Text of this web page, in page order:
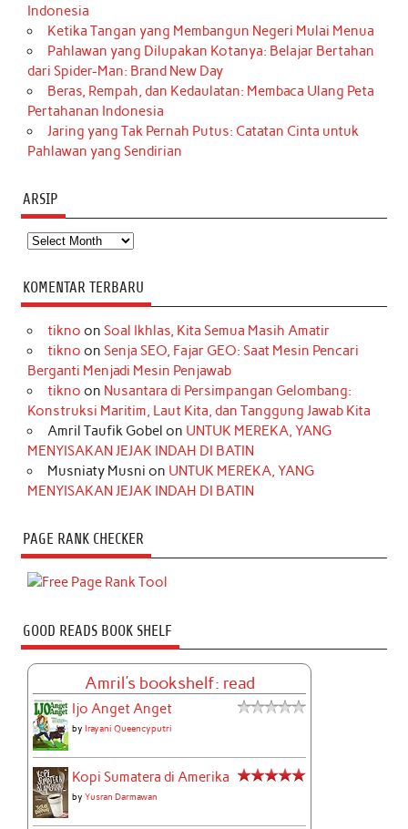
Indonesia
Ketika Tangan yang Membangun Negeri Mulai Menua
Pahlawan yang Dilupakan Kotanya: Belajar Bertahan
dari Spider-Man: Brand New Day
Beras, Rempah, dan Kedaulatan: Membaca Ulang Peta
Pertahanan Indonesia
Jaring yang Tak Pernah Putus: Catatan Cinta untuk
Pahlawan yang Sendirian
ARSIP
Arsip
KOMENTAR TERBARU
tikno on Soal Ikhlas, Kita Semua Masih Amatir
tikno on Senja SEO, Fajar GEO: Saat Mesin Pencari
Berganti Menjadi Mesin Penjawab
tikno on Nusantara di Persimpangan Gelombang:
Konstruksi Maritim, Laut Kita, dan Tanggung Jawab Kita
Amril Taufik Gobel on UNTUK MEREKA, YANG
MENYISAKAN JEJAK INDAH DI BATIN
Musniaty Musni on UNTUK MEREKA, YANG
MENYISAKAN JEJAK INDAH DI BATIN
PAGE RANK CHECKER
GOOD READS BOOK SHELF
Amril's bookshelf: read
Ijo Anget Anget
byIrayani Queencyputri
Kopi Sumatera di Amerika
byYusran Darmawan